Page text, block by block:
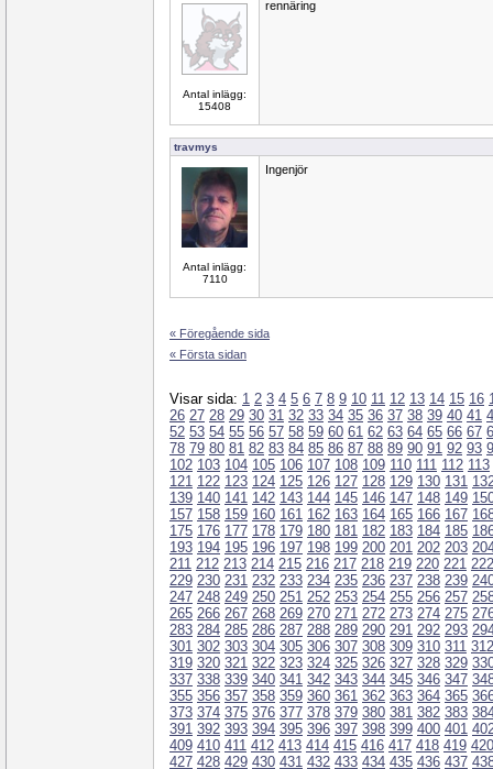
Antal inlägg:
15408
rennäring
travmys
Antal inlägg:
7110
Ingenjör
« Föregående sida
« Första sidan
Visar sida: 1 2 3 4 5 6 7 8 9 10 11 12 13 14 15 16
26 27 28 29 30 31 32 33 34 35 36 37 38 39 40 41
52 53 54 55 56 57 58 59 60 61 62 63 64 65 66 67
78 79 80 81 82 83 84 85 86 87 88 89 90 91 92 93
102 103 104 105 106 107 108 109 110 111 112 113
121 122 123 124 125 126 127 128 129 130 131
139 140 141 142 143 144 145 146 147 148 149
157 158 159 160 161 162 163 164 165 166 167
175 176 177 178 179 180 181 182 183 184 185
193 194 195 196 197 198 199 200 201 202 203
211 212 213 214 215 216 217 218 219 220 221 222
229 230 231 232 233 234 235 236 237 238 239
247 248 249 250 251 252 253 254 255 256 257
265 266 267 268 269 270 271 272 273 274 275
283 284 285 286 287 288 289 290 291 292 293
301 302 303 304 305 306 307 308 309 310 311 312
319 320 321 322 323 324 325 326 327 328 329
337 338 339 340 341 342 343 344 345 346 347
355 356 357 358 359 360 361 362 363 364 365
373 374 375 376 377 378 379 380 381 382 383
391 392 393 394 395 396 397 398 399 400 401
409 410 411 412 413 414 415 416 417 418 419 420
427 428 429 430 431 432 433 434 435 436 437